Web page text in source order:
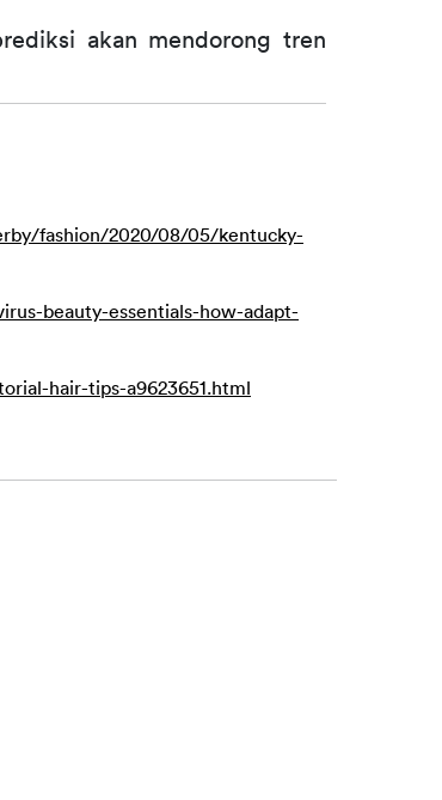
akan mendorong tren
fashion/2020/08/05/kentucky-
beauty-essentials-how-adapt-
hair-tips-a9623651.html